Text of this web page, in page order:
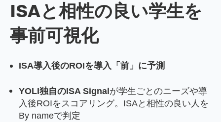
ISAと相性の良い学生を
事前可視化
ISA導入後のROIを導入「前」に予測
YOLI独自のISA Signalが学生ごとのニーズや導
入後ROIをスコアリング。ISAと相性の良い人を
By nameで判定